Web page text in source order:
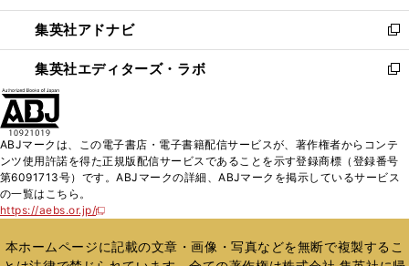
開
く
ウ
で
開
く
ン
ド
ウ
で
ウ
ィ
ン
ド
く
集英社アドナビ
新
し
い
ド
ウ
で
集英社エディターズ・ラボ
新
ィ
ン
ド
開
ABJマークは、この電子書店・電子書籍配信サービスが、著作権者からコンテ
ンツ使用許諾を得た正規版配信サービスであることを示す登録商標（登録番号
第6091713号）です。ABJマークの詳細、ABJマークを掲示しているサービス
の一覧はこちら。
https://aebs.or.jp/
新
い
ウ
本ホームページに記載の文章・画像・写真などを無断で複製するこ